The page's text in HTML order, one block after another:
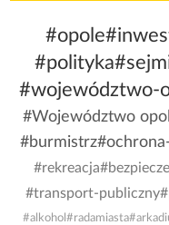
#opole
#polityka
#województwo-
#Województwo
#burmistrz
#rekreacja
#transport-publiczny
#alkohol #radamiasta